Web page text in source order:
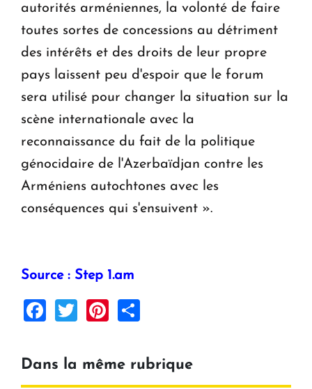
autorités arméniennes, la volonté de faire
toutes sortes de concessions au détriment
des intérêts et des droits de leur propre
pays laissent peu d'espoir que le forum
sera utilisé pour changer la situation sur la
scène internationale avec la
reconnaissance du fait de la politique
génocidaire de l'Azerbaïdjan contre les
Arméniens autochtones avec les
conséquences qui s'ensuivent ».
Source : Step 1.am
Facebook
TwitterPinterest
Dans la même rubrique